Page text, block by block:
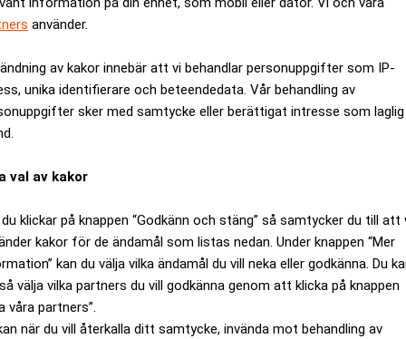
använder.
av kakor innebär att vi behandlar personuppgifter som IP-
unika identifierare och beteendedata. Vår behandling av
sker med samtycke eller berättigat intresse som laglig
val av kakor
klickar på knappen “Godkänn och stäng” så samtycker du till att
kakor för de ändamål som listas nedan. Under knappen “Mer
kan du välja vilka ändamål du vill neka eller godkänna. Du
välja vilka partners du vill godkänna genom att klicka på knappen
våra partners”.
när du vill återkalla ditt samtycke, invända mot behandling av
en trio verk av den amerikanska konstnären Jasper John
vinproducenten Donald Bryant.
stämning mot Donald Bryant till New York state Supreme